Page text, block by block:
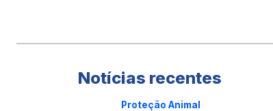
Notícias recentes
Proteção Animal